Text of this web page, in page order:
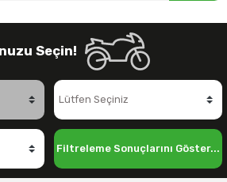
Seçin!
Filtreleme Sonuçlarını Göster...